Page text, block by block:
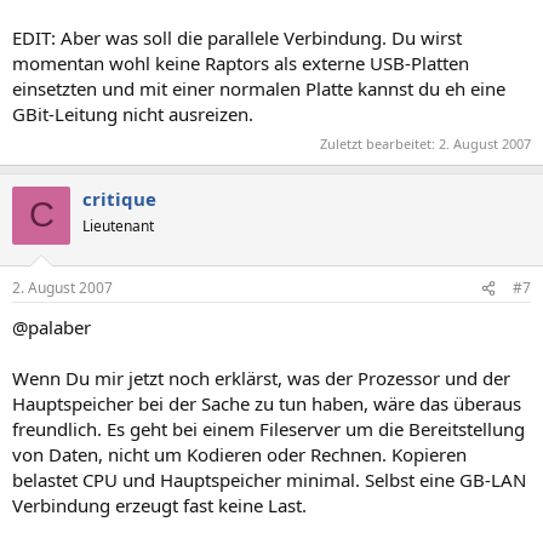
EDIT: Aber was soll die parallele Verbindung. Du wirst
momentan wohl keine Raptors als externe USB-Platten
einsetzten und mit einer normalen Platte kannst du eh eine
GBit-Leitung nicht ausreizen.
Zuletzt bearbeitet: 2. August 2007
C critique
Lieutenant
2. August 2007 #7
@palaber
Wenn Du mir jetzt noch erklärst, was der Prozessor und der
Hauptspeicher bei der Sache zu tun haben, wäre das überaus
freundlich. Es geht bei einem Fileserver um die Bereitstellung
von Daten, nicht um Kodieren oder Rechnen. Kopieren
belastet CPU und Hauptspeicher minimal. Selbst eine GB-LAN
Verbindung erzeugt fast keine Last.